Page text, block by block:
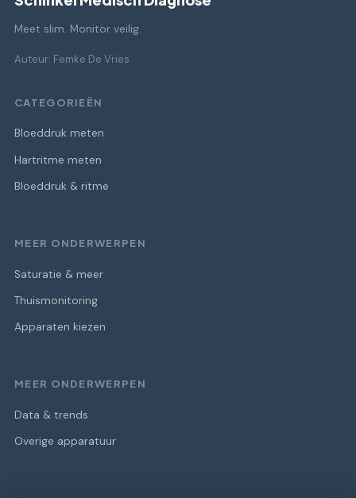
Meet slim. Monitor veilig.
Auteur: Femke De Vries
CATEGORIEËN
Bloeddruk meten
Hartritme meten
Bloeddruk & ritme
MEER ONDERWERPEN
Saturatie & meer
Thuismonitoring
Apparaten kiezen
MEER ONDERWERPEN
Data & trends
Overige apparatuur